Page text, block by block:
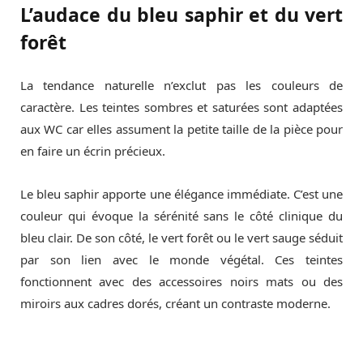
L’audace du bleu saphir et du vert
forêt
La tendance naturelle n’exclut pas les couleurs de
caractère. Les teintes sombres et saturées sont adaptées
aux WC car elles assument la petite taille de la pièce pour
en faire un écrin précieux.
Le bleu saphir apporte une élégance immédiate. C’est une
couleur qui évoque la sérénité sans le côté clinique du
bleu clair. De son côté, le vert forêt ou le vert sauge séduit
par son lien avec le monde végétal. Ces teintes
fonctionnent avec des accessoires noirs mats ou des
miroirs aux cadres dorés, créant un contraste moderne.